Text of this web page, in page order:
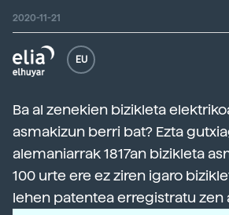
2020-11-21
EU
Ba al zenekien bizikleta
asmakizun berri bat? Ezta
alemaniarrak 1817an bizikleta
100 urte ere ez ziren igaro
lehen patentea erregistratu zen